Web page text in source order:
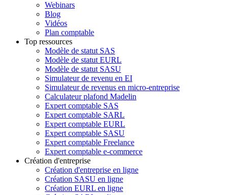
Webinars
Blog
Vidéos
Plan comptable
Top ressources
Modèle de statut SAS
Modèle de statut EURL
Modèle de statut SASU
Simulateur de revenu en EI
Simulateur de revenus en micro-entreprise
Calculateur plafond Madelin
Expert comptable SAS
Expert comptable SARL
Expert comptable EURL
Expert comptable SASU
Expert comptable Freelance
Expert comptable e-commerce
Création d'entreprise
Création d'entreprise en ligne
Création SASU en ligne
Création EURL en ligne